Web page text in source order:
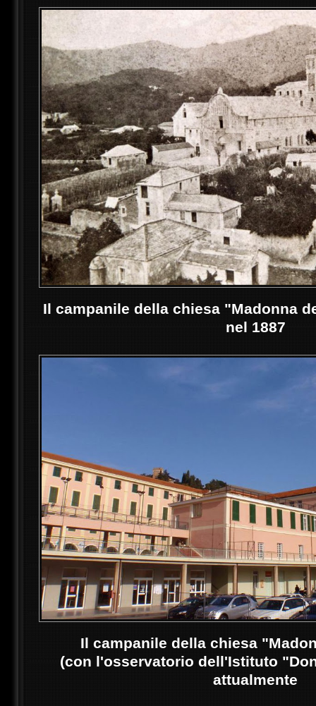
Il campanile della chiesa "Madonna
nel 1887
Il campanile della chiesa
(con l'osservatorio dell'Istituto
attualmente